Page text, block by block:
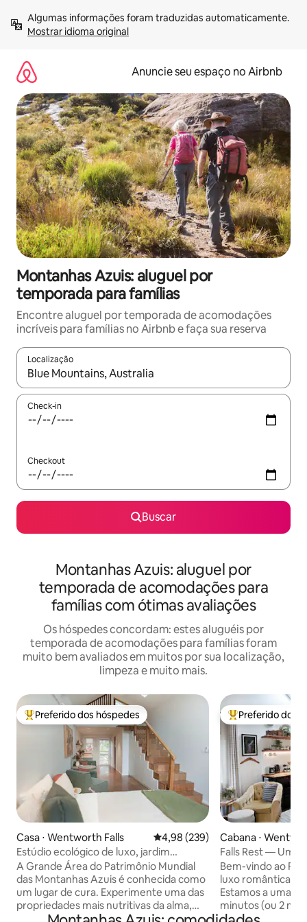
para
Mostrar idioma original
Anuncie seu espaço no Airbnb
Montanhas Azuis: aluguel por
temporada para famílias
Encontre aluguel por temporada de acomodações
incríveis para famílias no Airbnb e faça sua reserva
Localização
Quando os resultados estiverem disponíveis, explore-os
Check-in
Checkout
Buscar
Montanhas Azuis: aluguel por
temporada de acomodações para
famílias com ótimas avaliações
Os hóspedes concordam: estes aluguéis por
temporada de acomodações para famílias foram
muito bem avaliados em muitos por sua localização,
limpeza e muito mais.
Entre os melhores preferidos dos hóspedes
Preferido dos hóspedes
Casa ⋅ Wentworth Falls 4,98 de uma avaliação média de
4,98 (239)
Estúdio ecológico de luxo, jardim
comestível, galinhas
A Grande Área do Patrimônio Mundial
das Montanhas Azuis é conhecida como
um lugar de cura. Experimente uma das
propriedades mais nutritivas da alma,
em nosso estúdio ecológico único e
Entre os
Preferido dos
Cabana ⋅
Falls Rest — Um
Falls
Bem-vindo ao
luxo romântica
Estamos a uma
minutos (ou 2
Montanhas Azuis